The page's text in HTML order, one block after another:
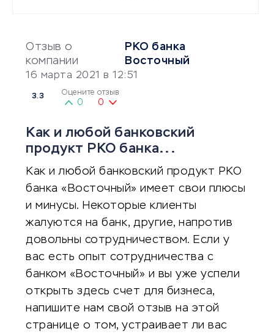
Отзыв о
компании
РКО банка
Восточный
16 марта 2021 в 12:51
3.3 Оцените отзыв
0 0
Как и любой банковский
продукт РКО банка...
Как и любой банковский продукт РКО
банка «Восточный» имеет свои плюсы
и минусы. Некоторые клиенты
жалуются на банк, другие, напротив
довольны сотрудничеством. Если у
вас есть опыт сотрудничества с
банком «Восточный» и вы уже успели
открыть здесь счет для бизнеса,
напишите нам свой отзыв на этой
странице о том, устраивает ли вас